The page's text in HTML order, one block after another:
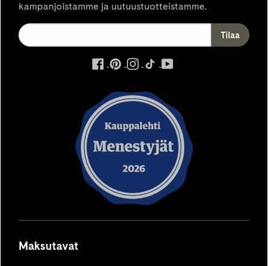
kampanjoistamme ja uutuustuotteistamme.
ulkoinen
avautuu
uuteen
välilehteen
ulkoinen
avautuu
uuteen
välilehteen
ulkoinen
avautuu
uuteen
välilehteen
ulkoinen
uuteen
välilehteen
välilehteen
Maksutavat